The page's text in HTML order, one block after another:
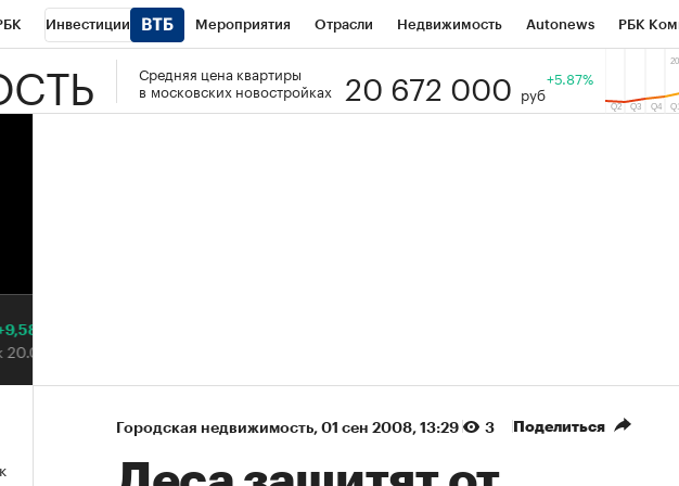
Инвестиции Мероприятия Отрасли Недвижимость Autonews РБК
Школа управления РБК РБК Образование Тренды
Средняя цена квартиры
в московских новостройках
20 672 000 руб
+5.87%
Городская недвижимость⁠, 01 сен 2008, 13:29 3 Поделиться